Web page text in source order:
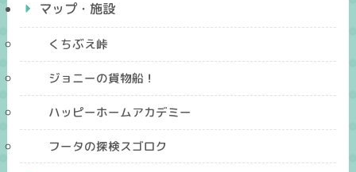
マップ・施設
くちぶえ峠
ジョニーの貨物船！
ハッピーホームアカデミー
フータの探検スゴロク